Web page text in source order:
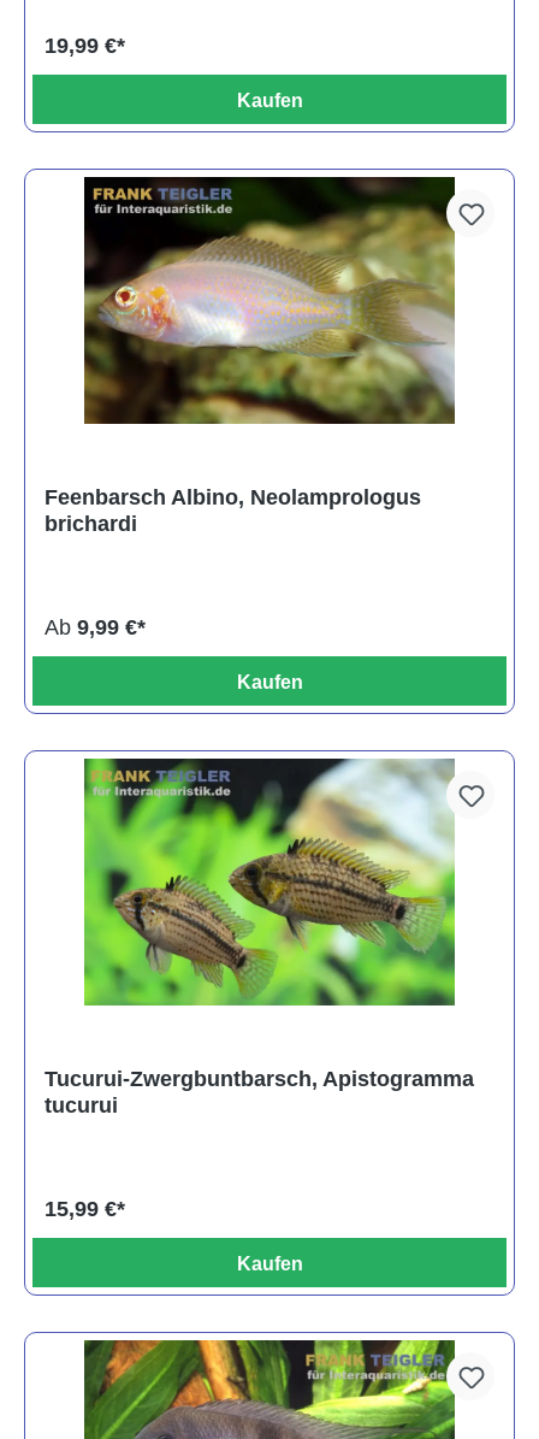
19,99 €*
Kaufen
Feenbarsch Albino, Neolamprologus
brichardi
Ab 9,99 €*
Kaufen
Tucurui-Zwergbuntbarsch, Apistogramma
tucurui
15,99 €*
Kaufen